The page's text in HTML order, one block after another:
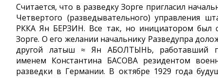
Считается, что в разведку Зорге пригласил
Четвертого (разведывательного) управления
РККА Ян БЕРЗИН. Все так, но инициатором был
Зорге. О его желании начальнику Разведупра
другой латыш ≈ Ян АБОЛТЫНЬ, работавший
именем Константина БАСОВА резидентом
разведки в Германии. В октябре 1929 года